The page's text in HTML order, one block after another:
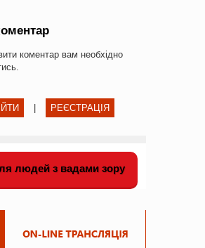
коментар вам необхідно
| РЕЄСТРАЦІЯ
людей з вадами зору